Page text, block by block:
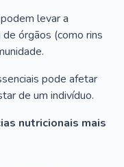
levar a
órgãos (como rins
pode afetar
de um indivíduo.
nutricionais mais